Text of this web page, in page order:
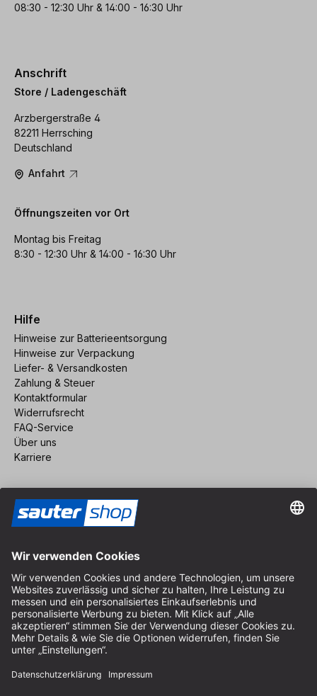
08:30 - 12:30 Uhr & 14:00 - 16:30 Uhr
Anschrift
Store / Ladengeschäft
Arzbergerstraße 4
82211 Herrsching
Deutschland
Anfahrt
Öffnungszeiten vor Ort
Montag bis Freitag
8:30 - 12:30 Uhr & 14:00 - 16:30 Uhr
Hilfe
Hinweise zur Batterieentsorgung
Hinweise zur Verpackung
Liefer- & Versandkosten
Zahlung & Steuer
Kontaktformular
Widerrufsrecht
FAQ-Service
Über uns
Karriere
Impressum
AGB
Datenschutz
Cookie-Einstellungen
© 2026 sauter GmbH